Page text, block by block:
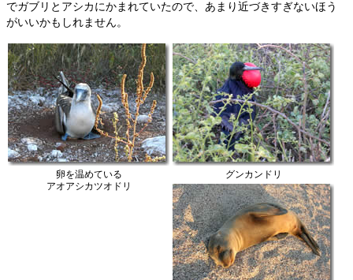
でガブリとアシカにかまれていたので、あまり近づきすぎないほう
がいいかもしれません。
卵を温めている
アオアシカツオドリ
グンカンドリ